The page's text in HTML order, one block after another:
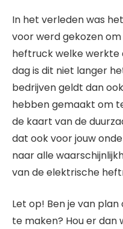
In het verleden was
voor werd gekozen
heftruck welke werkte
dag is dit niet langer
bedrijven geldt dan
hebben gemaakt om
de kaart van de
dat ook voor jouw
naar alle
van de elektrische
Let op! Ben je van
te maken? Hou er